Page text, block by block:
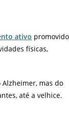
ativo promovido
físicas,
mas do
até a velhice.